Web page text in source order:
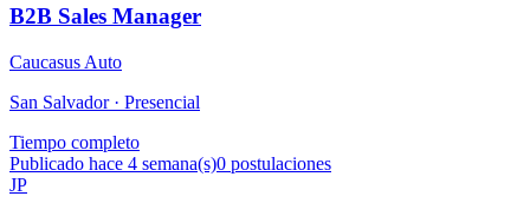
B2B Sales Manager
Caucasus Auto
San Salvador · Presencial
Tiempo completo
Publicado hace 4 semana(s)0 postulaciones
JP